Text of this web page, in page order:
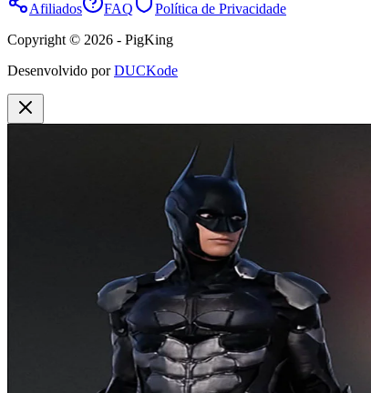
Afiliados
FAQ
Política de Privacidade
Copyright © 2026 - PigKing
Desenvolvido por DUCKode